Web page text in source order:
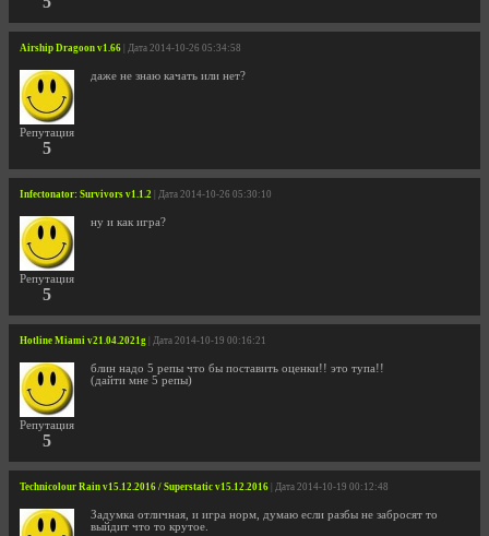
Airship Dragoon v1.66 | Дата 2014-10-26 05:34:58
Репутация
5
даже не знаю качать или нет?
Infectonator: Survivors v1.1.2 | Дата 2014-10-26 05:30:10
Репутация
5
ну и как игра?
Hotline Miami v21.04.2021g | Дата 2014-10-19 00:16:21
Репутация
5
блин надо 5 репы что бы поставить оценки!! это тупа!!
(дайти мне 5 репы)
Technicolour Rain v15.12.2016 / Superstatic v15.12.2016 | Дата 2014-10-19 00:12:48
Задумка отличная, и игра норм, думаю если разбы не забросят то
выйдит что то крутое.